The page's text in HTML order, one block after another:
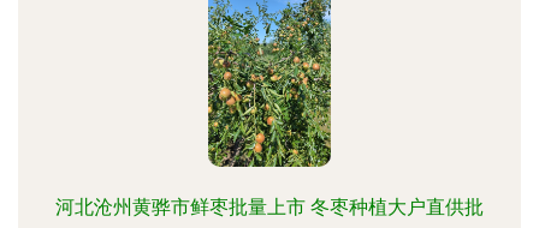
河北沧州黄骅市鲜枣批量上市 冬枣种植大户直供批